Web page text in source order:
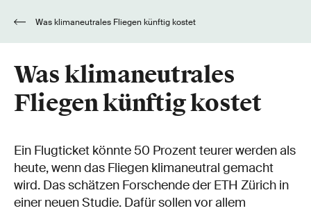
Was klimaneutrales Fliegen künftig kostet
Was klimaneutrales
Fliegen künftig kostet
Ein Flugticket könnte 50 Prozent teurer werden als
heute, wenn das Fliegen klimaneutral gemacht
wird. Das schätzen Forschende der ETH Zürich in
einer neuen Studie. Dafür sollen vor allem